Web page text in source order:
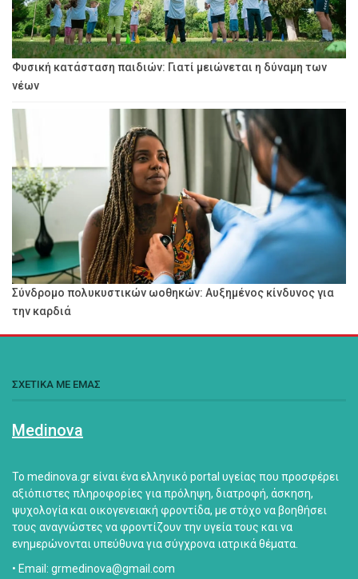
Φυσική κατάσταση παιδιών: Γιατί μειώνεται η δύναμη των
νέων
Σύνδρομο πολυκυστικών ωοθηκών: Αυξημένος κίνδυνος για
την καρδιά
ΣΧΕΤΙΚΑ ΜΕ ΕΜΑΣ
Medinova
Το medinova.gr είναι ένα ελληνικό portal υγείας που προσφέρει
αξιόπιστες πληροφορίες για πρόληψη, διατροφή, άσκηση,
ψυχολογία και οικογενειακή φροντίδα, με στόχο να βοηθήσει
τους αναγνώστες να φροντίζουν την υγεία τους και να
ενημερώνονται υπεύθυνα για σύγχρονα ιατρικά θέματα.
• Email: grmedinova@gmail.com